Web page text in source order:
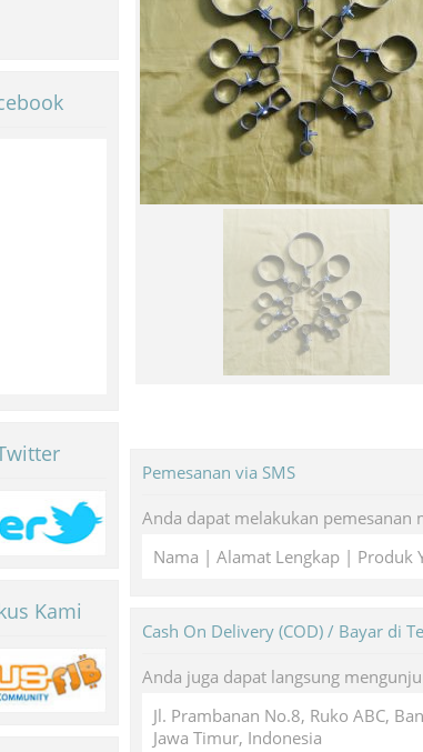
Pemesanan via SMS
Anda dapat melakukan pemesanan
Nama | Alamat Lengkap | Produk
Cash On Delivery (COD) / Bayar di
Anda juga dapat langsung
Jl. Prambanan No.8, Ruko ABC,
Jawa Timur, Indonesia
Kami